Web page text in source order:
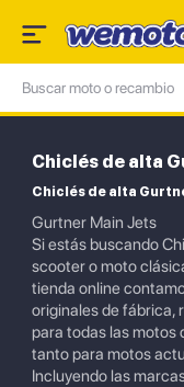
Chiclés de alta
Chiclés de alta
Gurtner Main Jets
Si estás buscando
scooter o moto
tienda online
originales de fábrica,
para todas las motos
tanto para motos
Incluyendo las